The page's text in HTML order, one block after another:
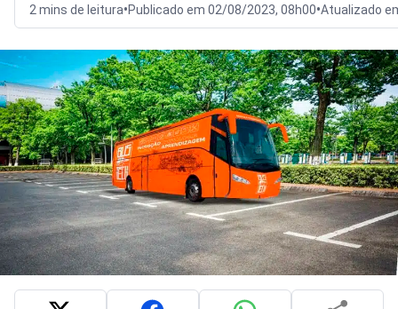
2 mins de leitura•Publicado em 02/08/2023, 08h00•Atualizado